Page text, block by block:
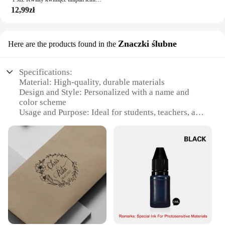
12,99zł
Here are the products found in the Znaczki ślubne
Specifications:
Material: High-quality, durable materials
Design and Style: Personalized with a name and
color scheme
Usage and Purpose: Ideal for students, teachers, and
Type and Category: Customizable name tags
Performance and Property: Weather-resistant and
easy to attach
Shape or Size or Weight or Quantity: Available in
multiple sizes and quantities
**Personalized Touch for Everyone**
The personalizowany znaczek z imieniem farby
osobisty uczeń is more than just a name tag; it's a